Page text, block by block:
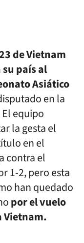
de Vietnam
país al
Asiático
en la
equipo
la gesta el
en el
contra el
1-2, pero esta
han quedado
por el vuelo
Vietnam.